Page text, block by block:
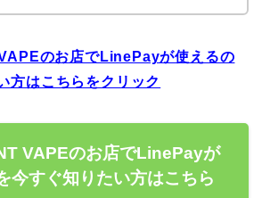
のお店でLinePayが使えるの
方はこちらをクリック
VAPEのお店でLinePayが
今すぐ知りたい方はこちら